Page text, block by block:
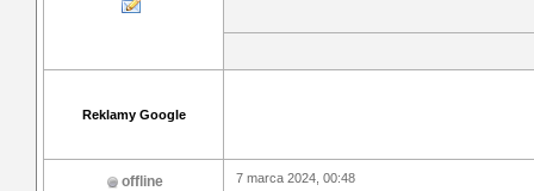
Reklamy Google
offline 7 marca 2024, 00:48